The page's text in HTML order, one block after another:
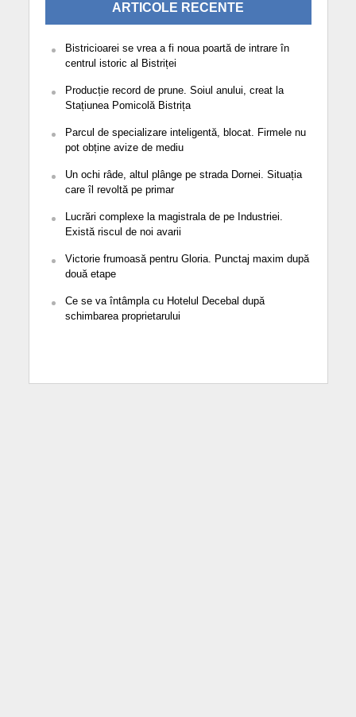
ARTICOLE RECENTE
Bistricioarei se vrea a fi noua poartă de intrare în
centrul istoric al Bistriței
Producție record de prune. Soiul anului, creat la
Stațiunea Pomicolă Bistrița
Parcul de specializare inteligentă, blocat. Firmele nu
pot obține avize de mediu
Un ochi râde, altul plânge pe strada Dornei. Situația
care îl revoltă pe primar
Lucrări complexe la magistrala de pe Industriei.
Există riscul de noi avarii
Victorie frumoasă pentru Gloria. Punctaj maxim după
două etape
Ce se va întâmpla cu Hotelul Decebal după
schimbarea proprietarului